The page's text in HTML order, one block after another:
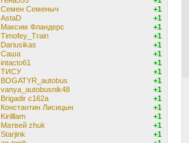
Семен Семеныч
+1
AstaD
+1
Максим Фландерс
+1
Timofey_Train
+1
Dariusikas
+1
Саша
+1
intacto61
+1
ТИСУ
+1
BOGATYR_autobus
+1
vanya_autobusnik48
+1
Brigadir c162a
+1
Константин Лисицын
+1
Kirilllam
+1
Матвей zhuk
+1
Starjink
+1